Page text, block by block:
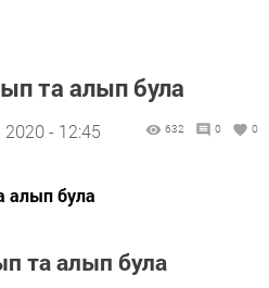
та алып була
- 12:45 632 0 0
алып була
та алып була